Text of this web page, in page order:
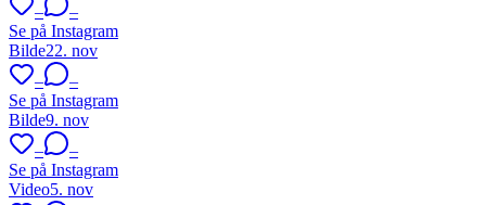
–
–
Se på Instagram
Bilde22. nov
–
–
Se på Instagram
Bilde9. nov
–
–
Se på Instagram
Video5. nov